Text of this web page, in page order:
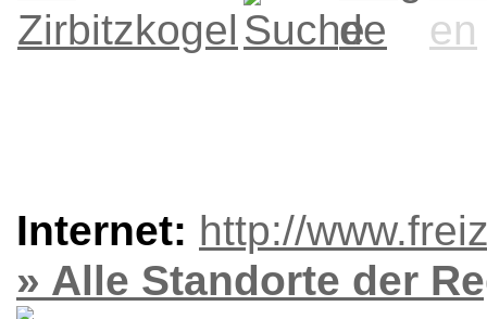
Internet: http://
» Alle Standorte der